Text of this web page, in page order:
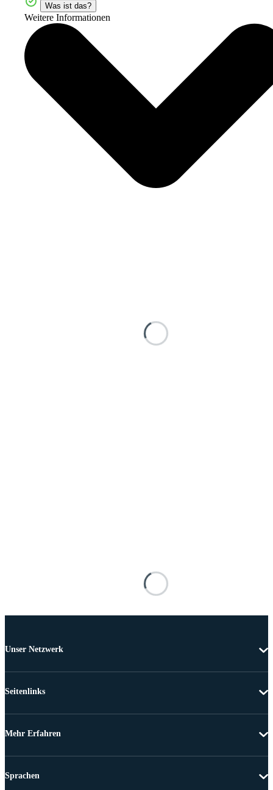
Was ist das?
Weitere Informationen
Unser Netzwerk
Seitenlinks
Mehr Erfahren
Sprachen